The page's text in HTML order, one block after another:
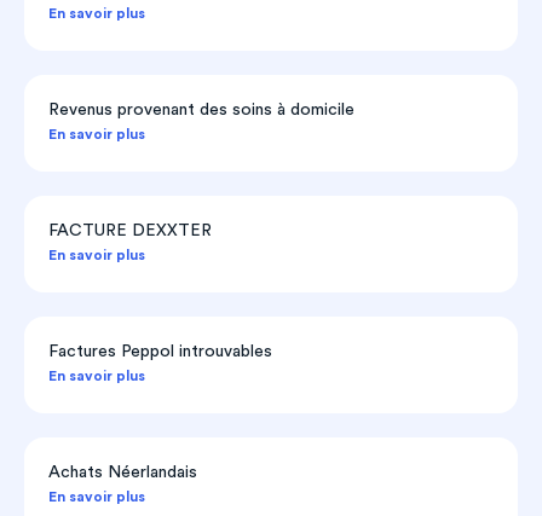
En savoir plus
Revenus provenant des soins à domicile
En savoir plus
FACTURE DEXXTER
En savoir plus
Factures Peppol introuvables
En savoir plus
Achats Néerlandais
En savoir plus